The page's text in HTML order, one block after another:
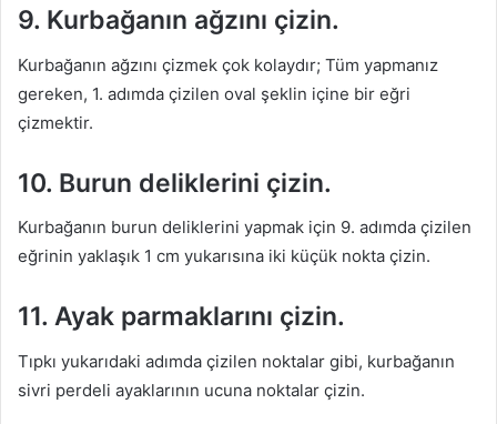
9. Kurbağanın ağzını çizin.
Kurbağanın ağzını çizmek çok kolaydır; Tüm yapmanız
gereken, 1. adımda çizilen oval şeklin içine bir eğri
çizmektir.
10. Burun deliklerini çizin.
Kurbağanın burun deliklerini yapmak için 9. adımda çizilen
eğrinin yaklaşık 1 cm yukarısına iki küçük nokta çizin.
11. Ayak parmaklarını çizin.
Tıpkı yukarıdaki adımda çizilen noktalar gibi, kurbağanın
sivri perdeli ayaklarının ucuna noktalar çizin.